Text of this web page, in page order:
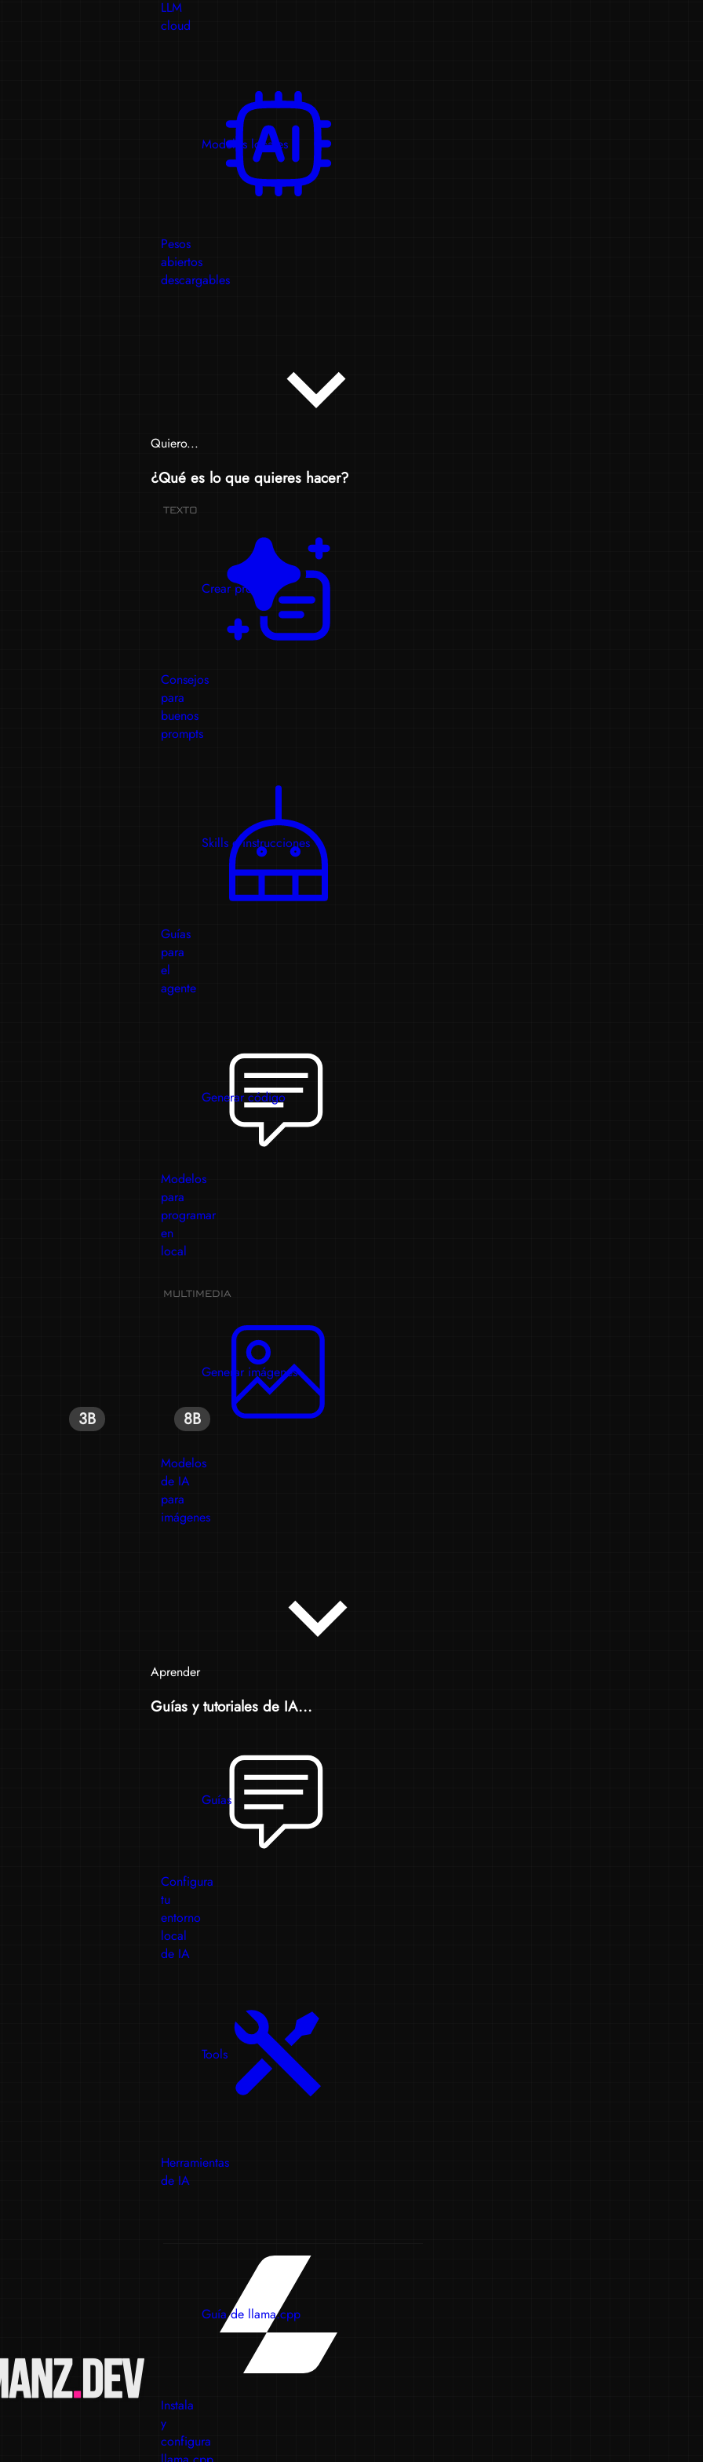
LLM
cloud
Modelos locales
Pesos
abiertos
descargables
Quiero...
¿Qué es lo que quieres hacer?
TEXTO
Crear prompts
Consejos
para
buenos
prompts
Skills e instrucciones
Guías
para
el
agente
Generar código
Modelos
para
programar
en
local
MULTIMEDIA
Generar imágenes
Modelos
de IA
para
imágenes
Aprender
Guías y tutoriales de IA...
Guías
Configura
tu
entorno
local
de IA
Tools
Herramientas
de IA
Guía de llama.cpp
Instala
y
configura
3B 8B